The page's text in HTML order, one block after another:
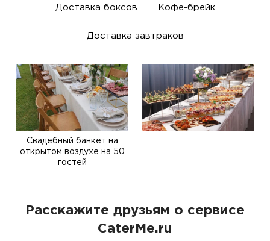
Доставка боксов Кофе-брейк
Доставка завтраков
Свадебный банкет на
открытом воздухе на 50
гостей
Расскажите друзьям о сервисе
CaterMe.ru